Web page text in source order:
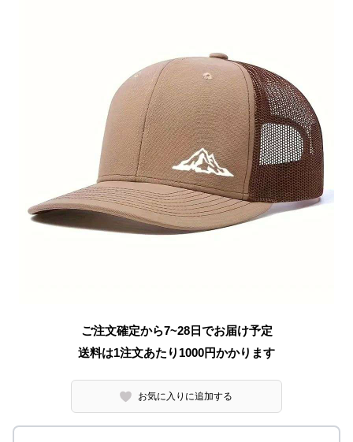
ご注文確定から7~28日でお届け予定
送料は1注文あたり 1000円かかります
お気に入りに追加する